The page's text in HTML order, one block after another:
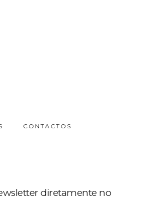
CONTACTOS
diretamente no